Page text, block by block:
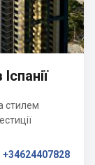
стилем
+34624407828